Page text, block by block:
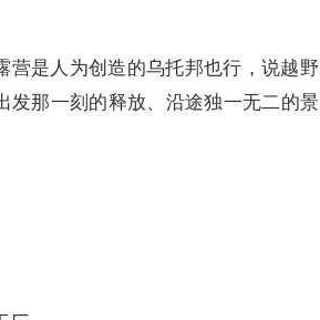
营是人为创造的乌托邦也行，说越野
发那一刻的释放、沿途独一无二的景